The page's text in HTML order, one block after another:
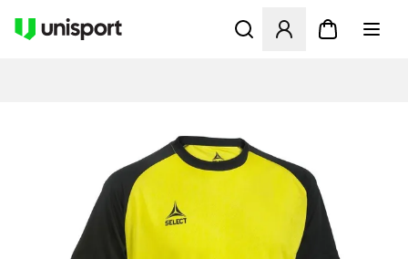
Öffnet ein Fenster zum